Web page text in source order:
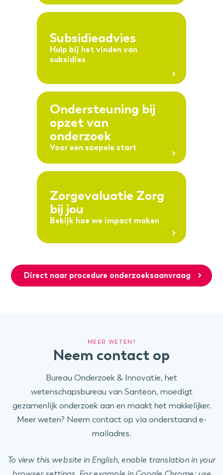
Subsidieadvies
Hulp bij het vinden van
subsidies
Ondersteuning bij
opzet van
onderzoek
Voor een soepele start
Zorgevaluatie Zorg
bij jou
Bekijk hoe we impact maken
Direct naar procedure onderzoeksaanvraag
MEER WETEN?
Neem contact op
Bureau Onderzoek & Innovatie, het
wetenschapsbureau van Santeon, moedigt
gezamenlijk onderzoek aan en maakt het makkelijker.
Meer weten? Neem contact op via onderstaand e-
mailadres.
To view this website in English, enable translation in your